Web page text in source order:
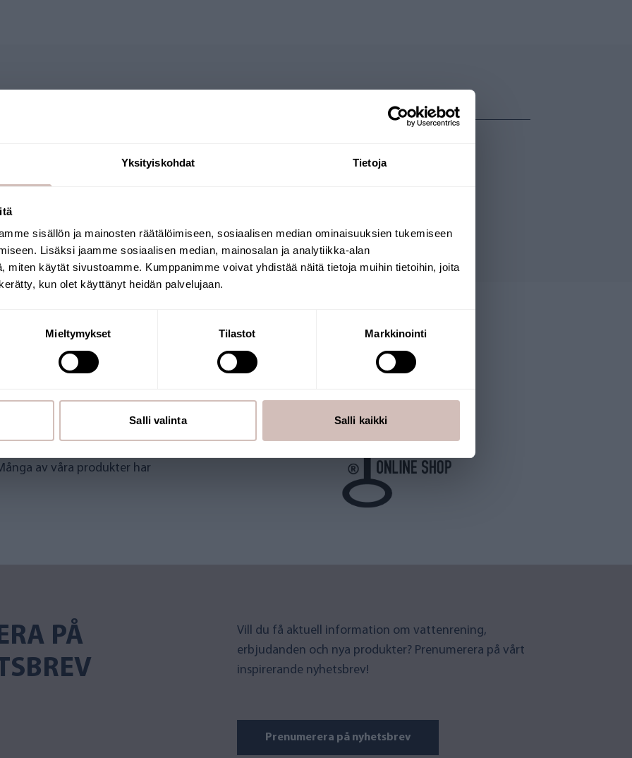
Yksityiskohdat Tietoja
sisällön ja mainosten räätälöimiseen, sosiaalisen median ominaisuuksien tukemiseen
Lisäksi jaamme sosiaalisen median, mainosalan ja analytiikka-alan
miten käytät sivustoamme. Kumppanimme voivat yhdistää näitä tietoja muihin tietoihin, joita
kun olet käyttänyt heidän palvelujaan.
Mieltymykset Tilastot Markkinointi
Salli valinta Salli kaikki
är av mycket hög kvalitet och hållbar.
säkerställer att inga oönskade föreningar löses upp i vattnet.
drivs av ett finländskt
av våra produkter har
PÅ
Vill du få aktuell information om vattenrening,
erbjudanden och nya produkter? Prenumerera på vårt
inspirerande nyhetsbrev!
Prenumerera på nyhetsbrev
Välj leveransland och språk för att fortsätta
Leveransland